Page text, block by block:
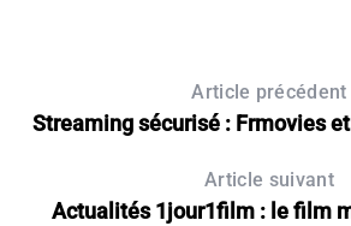
Article précédent
Streaming sécurisé : Frmovies
Article suivant
Actualités 1jour1film : le film